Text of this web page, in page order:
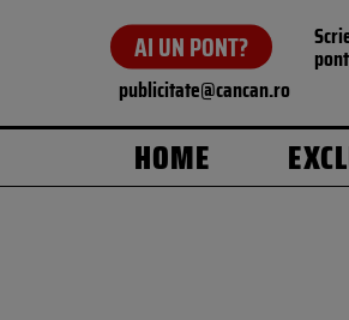
AI UN PONT?
publicitate@cancan.ro
HOME